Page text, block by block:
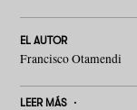
EL AUTOR
Francisco Otamendi
LEER MÁS